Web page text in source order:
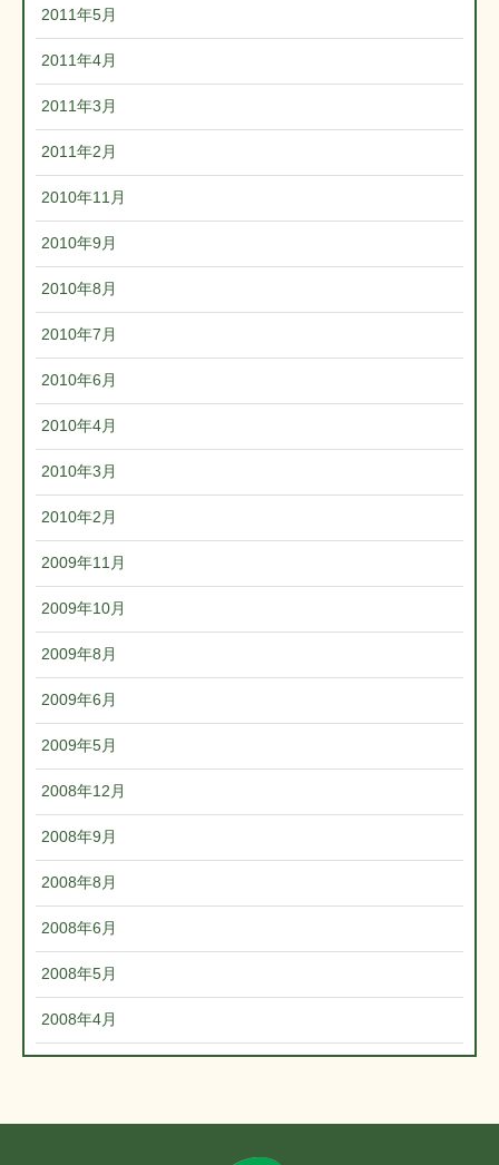
2011年5月
2011年4月
2011年3月
2011年2月
2010年11月
2010年9月
2010年8月
2010年7月
2010年6月
2010年4月
2010年3月
2010年2月
2009年11月
2009年10月
2009年8月
2009年6月
2009年5月
2008年12月
2008年9月
2008年8月
2008年6月
2008年5月
2008年4月